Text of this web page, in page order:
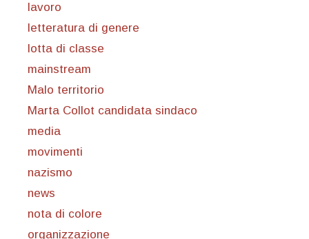
lavoro
letteratura di genere
lotta di classe
mainstream
Malo territorio
Marta Collot candidata sindaco
media
movimenti
nazismo
news
nota di colore
organizzazione